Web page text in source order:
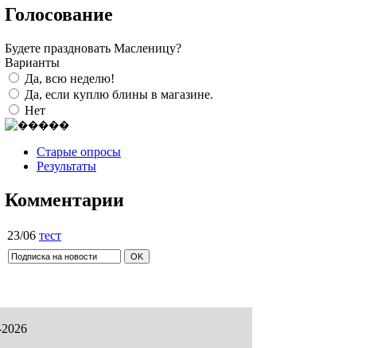
Голосование
Будете праздновать Масленицу?
Варианты
Да, всю неделю!
Да, если куплю блины в магазине.
Нет
Старые опросы
Результаты
Комментарии
23/06 тест